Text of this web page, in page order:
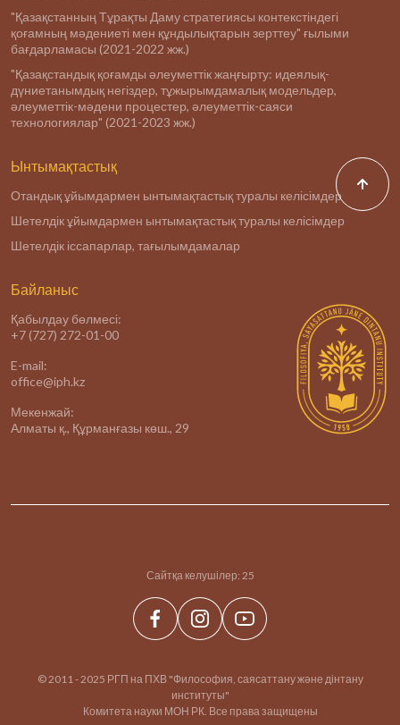
"Қазақстанның Тұрақты Даму стратегиясы контекстіндегі
қоғамның мәдениеті мен құндылықтарын зерттеу" ғылыми
бағдарламасы (2021-2022 жж.)
"Қазақстандық қоғамды әлеуметтік жаңғырту: идеялық-
дүниетанымдық негіздер, тұжырымдамалық модельдер,
әлеуметтік-мәдени процестер, әлеуметтік-саяси
технологиялар" (2021-2023 жж.)
Ынтымақтастық
Отандық ұйымдармен ынтымақтастық туралы келісімдер
Шетелдік ұйымдармен ынтымақтастық туралы келісімдер
Шетелдік іссапарлар, тағылымдамалар
Байланыс
Қабылдау бөлмесі:
+7 (727) 272-01-00
E-mail:
office@iph.kz
Мекенжай:
Алматы қ., Құрманғазы көш., 29
Сайтқа келушілер: 25
© 2011 - 2025 РГП на ПХВ "Философия, саясаттану және дінтану
институты"
Комитета науки МОН РК. Все права защищены